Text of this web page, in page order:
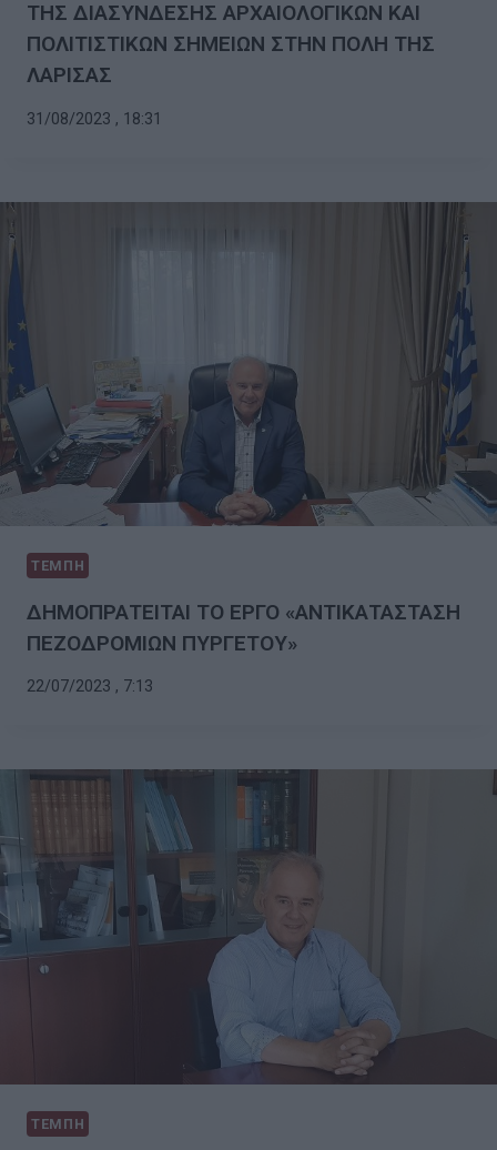
ΤΗΣ ΔΙΑΣΥΝΔΕΣΗΣ ΑΡΧΑΙΟΛΟΓΙΚΩΝ ΚΑΙ
ΠΟΛΙΤΙΣΤΙΚΩΝ ΣΗΜΕΙΩΝ ΣΤΗΝ ΠΟΛΗ ΤΗΣ
ΛΑΡΙΣΑΣ
31/08/2023 , 18:31
ΤΕΜΠΗ
ΔΗΜΟΠΡΑΤΕΙΤΑΙ ΤΟ ΕΡΓΟ «ΑΝΤΙΚΑΤΑΣΤΑΣΗ
ΠΕΖΟΔΡΟΜΙΩΝ ΠΥΡΓΕΤΟΥ»
22/07/2023 , 7:13
ΤΕΜΠΗ